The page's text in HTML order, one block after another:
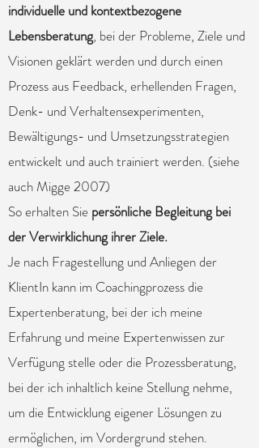
individuelle und kontextbezogene
Lebensberatung, bei der Probleme, Ziele und
Visionen geklärt werden und durch einen
Prozess aus Feedback, erhellenden Fragen,
Denk- und Verhaltensexperimenten,
Bewältigungs- und Umsetzungsstrategien
entwickelt und auch trainiert werden. (siehe
auch Migge 2007)
So erhalten Sie persönliche Begleitung bei
der Verwirklichung ihrer Ziele.
Je nach Fragestellung und Anliegen der
KlientIn kann im Coachingprozess die
Expertenberatung, bei der ich meine
Erfahrung und meine Expertenwissen zur
Verfügung stelle oder die Prozessberatung,
bei der ich inhaltlich keine Stellung nehme,
um die Entwicklung eigener Lösungen zu
ermöglichen, im Vordergrund stehen.